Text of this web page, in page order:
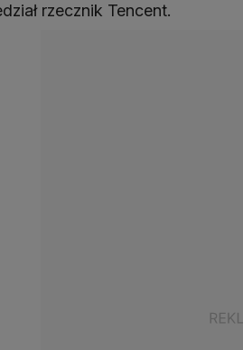
rzecznik Tencent.